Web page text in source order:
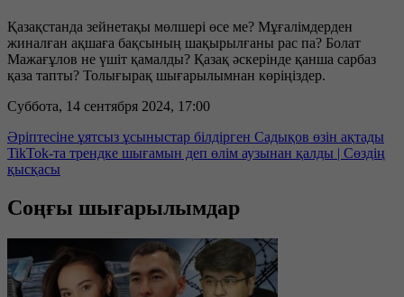
Қазақстанда зейнетақы мөлшері өсе ме? Мұғалімдерден
жиналған ақшаға бақсының шақырылғаны рас па? Болат
Мажағұлов не үшіт қамалды? Қазақ әскерінде қанша сарбаз
қаза тапты? Толығырақ шығарылымнан көріңіздер.
Суббота, 14 сентября 2024, 17:00
Әріптесіне ұятсыз ұсыныстар білдірген Садықов өзін ақтады
TikTok-та трендке шығамын деп өлім аузынан қалды | Сөздің
қысқасы
Соңғы шығарылымдар